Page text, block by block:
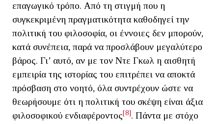
επαγωγικό τρόπο. Από τη στιγμή που η
συγκεκριμένη πραγματικότητα καθοδηγεί την
πολιτική του φιλοσοφία, οι έννοιες δεν μπορούν,
κατά συνέπεια, παρά να προσλάβουν μεγαλύτερο
βάρος. Γι’ αυτό, αν με τον Ντε Γκωλ η αισθητή
εμπειρία της ιστορίας του επιτρέπει να αποκτά
πρόσβαση στο νοητό, όλα συντρέχουν ώστε να
θεωρήσουμε ότι η πολιτική του σκέψη είναι άξια
φιλοσοφικού ενδιαφέροντος[8]. Πάντα με στόχο